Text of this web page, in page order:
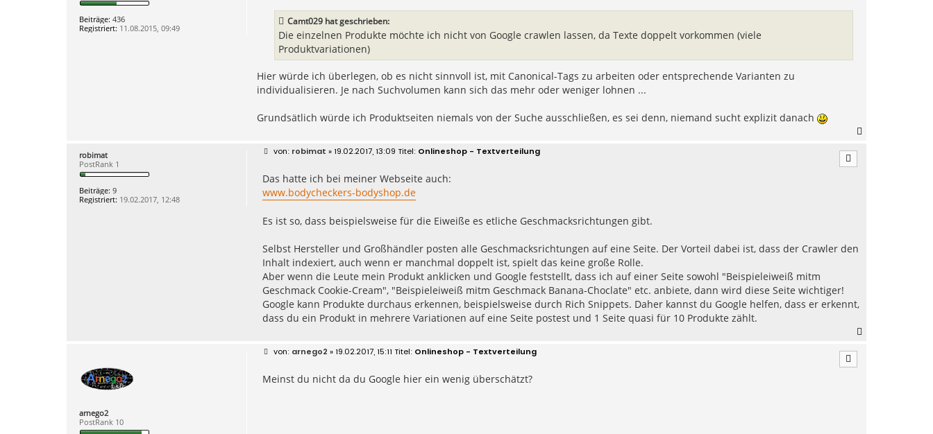
Beiträge: 436
Registriert: 11.08.2015, 09:49
Camt029 hat geschrieben:
Die einzelnen Produkte möchte ich nicht von Google crawlen lassen, da Texte doppelt vorkommen (viele
Produktvariationen)
Hier würde ich überlegen, ob es nicht sinnvoll ist, mit Canonical-Tags zu arbeiten oder entsprechende Varianten zu
individualisieren. Je nach Suchvolumen kann sich das mehr oder weniger lohnen ...
Grundsätlich würde ich Produktseiten niemals von der Suche ausschließen, es sei denn, niemand sucht explizit danach
robimat
PostRank 1
Beiträge: 9
Registriert: 19.02.2017, 12:48
B
t
a
robimat » 19.02.2017, 13:09 Onlineshop - Textverteilung
Das hatte ich bei meiner Webseite auch:
www.bodycheckers-bodyshop.de
Es ist so, dass beispielsweise für die Eiweiße es etliche Geschmacksrichtungen gibt.
Selbst Hersteller und Großhändler posten alle Geschmacksrichtungen auf eine Seite. Der Vorteil dabei ist, dass der Crawler den
Inhalt indexiert, auch wenn er manchmal doppelt ist, spielt das keine große Rolle.
Aber wenn die Leute mein Produkt anklicken und Google feststellt, dass ich auf einer Seite sowohl "Beispieleiweiß mitm
Geschmack Cookie-Cream", "Beispieleiweiß mitm Geschmack Banana-Choclate" etc. anbiete, dann wird diese Seite wichtiger!
Google kann Produkte durchaus erkennen, beispielsweise durch Rich Snippets. Daher kannst du Google helfen, dass er erkennt,
dass du ein Produkt in mehrere Variationen auf eine Seite postest und 1 Seite quasi für 10 Produkte zählt.
arnego2
PostRank 10
B
t
arnego2 » 19.02.2017, 15:11 Onlineshop - Textverteilung
Meinst du nicht da du Google hier ein wenig überschätzt?